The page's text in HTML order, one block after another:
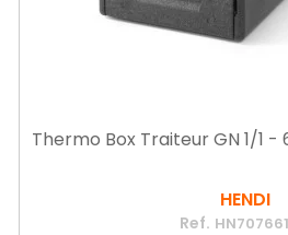
Thermo Box Traiteur GN 1/1
HENDI
Ref.